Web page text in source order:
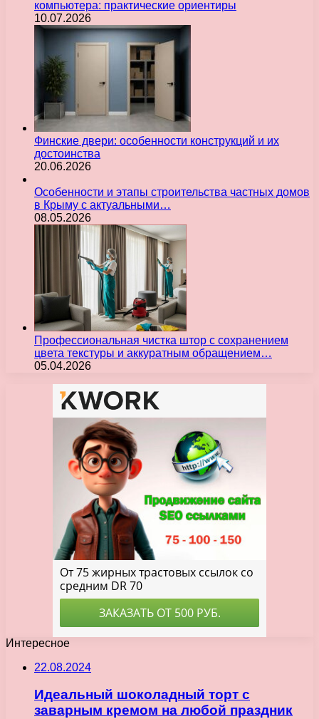
компьютера: практические ориентиры
10.07.2026
Финские двери: особенности конструкций и их
достоинства
20.06.2026
Особенности и этапы строительства частных домов
в Крыму с актуальными…
08.05.2026
Профессиональная чистка штор с сохранением
цвета текстуры и аккуратным обращением…
05.04.2026
Интересное
22.08.2024
Идеальный шоколадный торт с
заварным кремом на любой праздник